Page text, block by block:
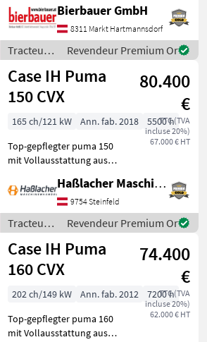
Zustand und kann nach
telefonischer Vereinbarung
gerne vor Ort besichtigt
und geprüft we
Bierbauer GmbH
8311 Markt Hartmannsdorf
Tracteurs
/ Massey
Ferguson
Revendeur Premium Or
Case IH Puma
150 CVX
80.400
€
TTC (TVA
incluse 20%)
67.000 € HT
165 ch/121 kW Ann. fab. 2018
5500 h
Top-gepflegter puma 150
mit Vollausstattung aus
Lohnunternehmer – nur
am eigenen Betrieb
gelaufen. Durchgehend
gewartet, einsatzbereit,
aufbereitet
Haßlacher Maschinenhandel
9754 Steinfeld
Tracteurs
/ Case IH
Revendeur Premium Or
Case IH Puma
160 CVX
74.400
€
TTC (TVA
incluse 20%)
62.000 € HT
202 ch/149 kW Ann. fab. 2012
7200 h
Top-gepflegter puma 160
mit Vollausstattung aus